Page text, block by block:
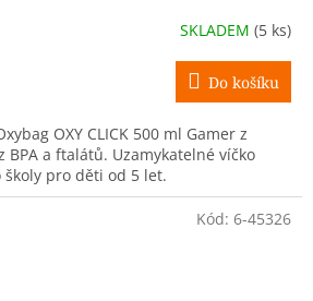
SKLADEM (5 ks)
Do košíku
OXY CLICK 500 ml Gamer z
a ftalátů. Uzamykatelné víčko
pro děti od 5 let.
Kód: 6-45326